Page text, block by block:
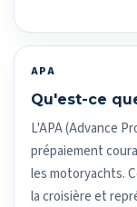
APA
Qu'est-ce
L'APA (Advance
prépaiement
les motoryachts.
la croisière et